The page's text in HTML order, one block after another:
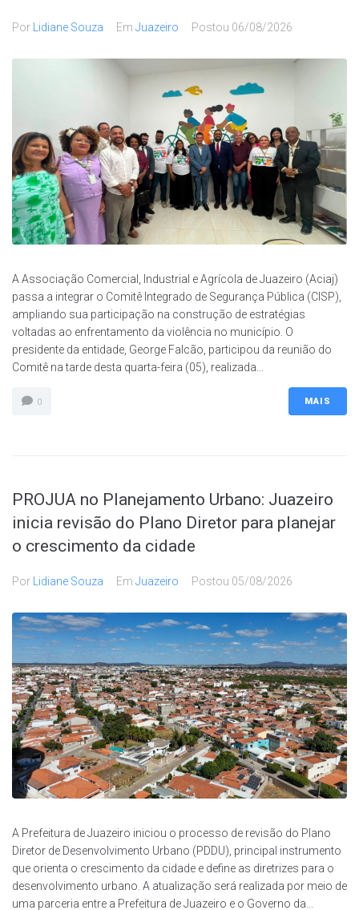
Por Lidiane Souza Em Juazeiro Postou 06/08/2026
A Associação Comercial, Industrial e Agrícola de Juazeiro (Aciaj)
passa a integrar o Comitê Integrado de Segurança Pública (CISP),
ampliando sua participação na construção de estratégias
voltadas ao enfrentamento da violência no município. O
presidente da entidade, George Falcão, participou da reunião do
Comitê na tarde desta quarta-feira (05), realizada...
0 MAIS
PROJUA no Planejamento Urbano: Juazeiro
inicia revisão do Plano Diretor para planejar
o crescimento da cidade
Por Lidiane Souza Em Juazeiro Postou 05/08/2026
A Prefeitura de Juazeiro iniciou o processo de revisão do Plano
Diretor de Desenvolvimento Urbano (PDDU), principal instrumento
que orienta o crescimento da cidade e define as diretrizes para o
desenvolvimento urbano. A atualização será realizada por meio de
uma parceria entre a Prefeitura de Juazeiro e o Governo da...